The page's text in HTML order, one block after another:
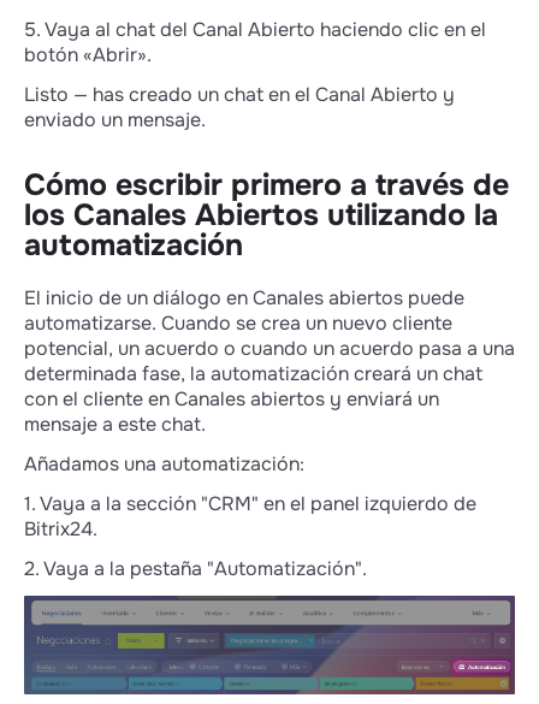
5. Vaya al chat del Canal Abierto haciendo clic en el
botón «Abrir».
Listo — has creado un chat en el Canal Abierto y
enviado un mensaje.
Cómo escribir primero a través de
los Canales Abiertos utilizando la
automatización
El inicio de un diálogo en Canales abiertos puede
automatizarse. Cuando se crea un nuevo cliente
potencial, un acuerdo o cuando un acuerdo pasa a una
determinada fase, la automatización creará un chat
con el cliente en Canales abiertos y enviará un
mensaje a este chat.
Añadamos una automatización:
1. Vaya a la sección "CRM" en el panel izquierdo de
Bitrix24.
2. Vaya a la pestaña "Automatización".